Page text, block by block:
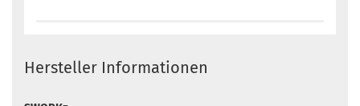
Hersteller Informationen